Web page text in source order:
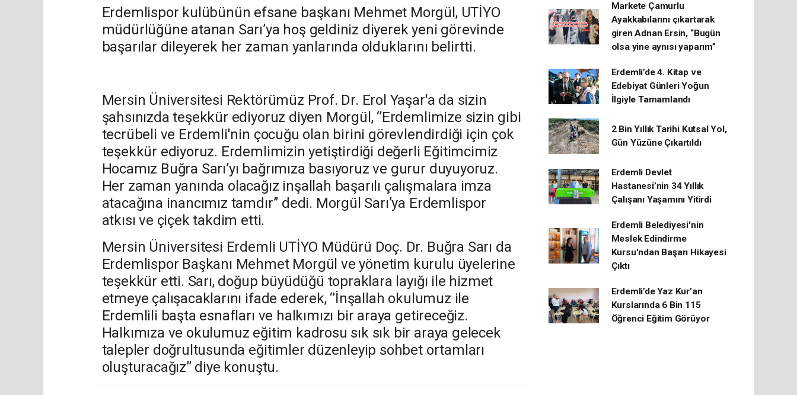
Erdemlispor kulübünün efsane başkanı Mehmet Morgül, UTİYO
müdürlüğüne atanan Sarı’ya hoş geldiniz diyerek yeni görevinde
başarılar dileyerek her zaman yanlarında olduklarını belirtti.
Mersin Üniversitesi Rektörümüz Prof. Dr. Erol Yaşar'a da sizin
şahsınızda teşekkür ediyoruz diyen Morgül, ‘’Erdemlimize sizin gibi
tecrübeli ve Erdemli'nin çocuğu olan birini görevlendirdiği için çok
teşekkür ediyoruz. Erdemlimizin yetiştirdiği değerli Eğitimcimiz
Hocamız Buğra Sarı’yı bağrımıza basıyoruz ve gurur duyuyoruz.
Her zaman yanında olacağız inşallah başarılı çalışmalara imza
atacağına inancımız tamdır’’ dedi. Morgül Sarı’ya Erdemlispor
atkısı ve çiçek takdim etti.
Mersin Üniversitesi Erdemli UTİYO Müdürü Doç. Dr. Buğra Sarı da
Erdemlispor Başkanı Mehmet Morgül ve yönetim kurulu üyelerine
teşekkür etti. Sarı, doğup büyüdüğü topraklara layığı ile hizmet
etmeye çalışacaklarını ifade ederek, ‘’İnşallah okulumuz ile
Erdemlili başta esnafları ve halkımızı bir araya getireceğiz.
Halkımıza ve okulumuz eğitim kadrosu sık sık bir araya gelecek
talepler doğrultusunda eğitimler düzenleyip sohbet ortamları
oluşturacağız’’ diye konuştu.
Markete Çamurlu
Ayakkabılarını çıkartarak
giren Adnan Ersin, “Bugün
olsa yine aynısı yaparım”
Erdemli’de 4. Kitap ve
Edebiyat Günleri Yoğun
İlgiyle Tamamlandı
2 Bin Yıllık Tarihi Kutsal Yol,
Gün Yüzüne Çıkartıldı
Erdemli Devlet
Hastanesi’nin 34 Yıllık
Çalışanı Yaşamını Yitirdi
Erdemli Belediyesi'nin
Meslek Edindirme
Kursu'ndan Başarı Hikayesi
Çıktı
Erdemli’de Yaz Kur’an
Kurslarında 6 Bin 115
Öğrenci Eğitim Görüyor